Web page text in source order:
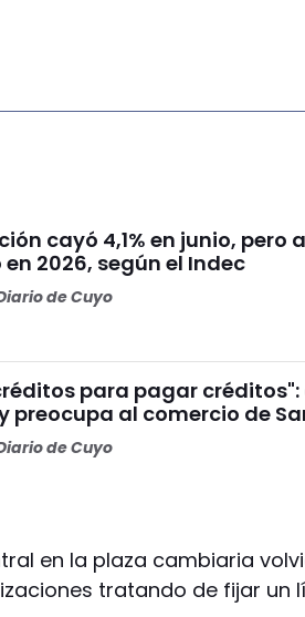
cayó 4,1% en junio, pero
2026, según el Indec
de Cuyo
para pagar créditos":
preocupa al comercio de
de Cuyo
en la plaza cambiaria
tratando de fijar un